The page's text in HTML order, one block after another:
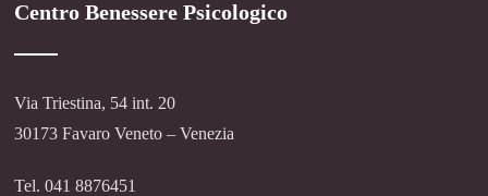
Centro Benessere Psicologico
Via Triestina, 54 int. 20
30173 Favaro Veneto – Venezia
Tel. 041 8876451